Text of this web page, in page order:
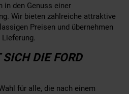
in den Genuss einer
Wir bieten zahlreiche attraktive
Preisen und übernehmen
DIE FORD
für alle, die nach einem